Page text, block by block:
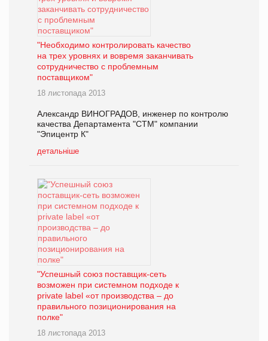
"Необходимо контролировать качество
на трех уровнях и вовремя заканчивать
сотрудничество с проблемным
поставщиком"
18 листопада 2013
Александр ВИНОГРАДОВ, инженер по контролю
качества Департамента "СТМ" компании
"Эпицентр К"
детальніше
"Успешный союз поставщик-сеть
возможен при системном подходе к
private label «от производства – до
правильного позиционирования на
полке"
18 листопада 2013